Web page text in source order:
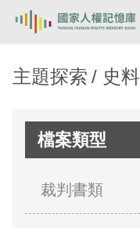
新生訓導處
主題探索 史料
檔案類型
裁判書類